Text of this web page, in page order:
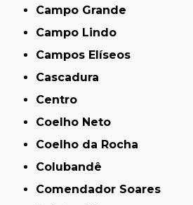
Campo Grande
Campo Lindo
Campos Elíseos
Cascadura
Centro
Coelho Neto
Coelho da Rocha
Colubandê
Comendador Soares